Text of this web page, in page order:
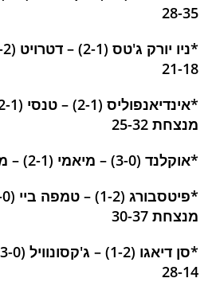
28-35
21-18
מנצחת 25-32
*אוקלנד (3-0) – מיאמי (2-1) – מיאמי מנצחת 21-24
מנצחת 30-37
28-14